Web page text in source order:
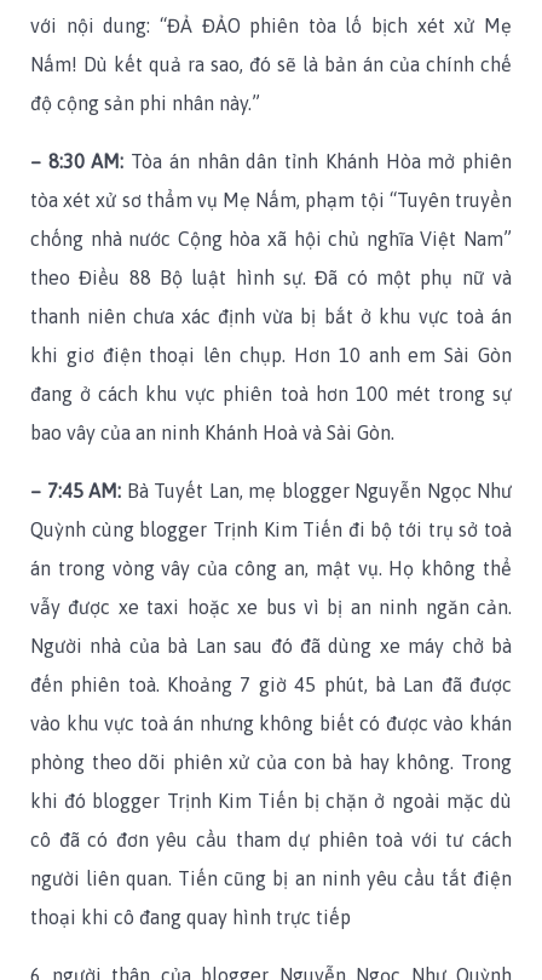
với nội dung: “ĐẢ ĐẢO phiên tòa lố bịch xét xử Mẹ
Nấm! Dù kết quả ra sao, đó sẽ là bản án của chính chế
độ cộng sản phi nhân này.”
– 8:30 AM: Tòa án nhân dân tỉnh Khánh Hòa mở phiên
tòa xét xử sơ thẩm vụ Mẹ Nấm, phạm tội “Tuyên truyền
chống nhà nước Cộng hòa xã hội chủ nghĩa Việt Nam”
theo Điều 88 Bộ luật hình sự. Đã có một phụ nữ và
thanh niên chưa xác định vừa bị bắt ở khu vực toà án
khi giơ điện thoại lên chụp. Hơn 10 anh em Sài Gòn
đang ở cách khu vực phiên toà hơn 100 mét trong sự
bao vây của an ninh Khánh Hoà và Sài Gòn.
– 7:45 AM: Bà Tuyết Lan, mẹ blogger Nguyễn Ngọc Như
Quỳnh cùng blogger Trịnh Kim Tiến đi bộ tới trụ sở toà
án trong vòng vây của công an, mật vụ. Họ không thể
vẫy được xe taxi hoặc xe bus vì bị an ninh ngăn cản.
Người nhà của bà Lan sau đó đã dùng xe máy chở bà
đến phiên toà. Khoảng 7 giờ 45 phút, bà Lan đã được
vào khu vực toà án nhưng không biết có được vào khán
phòng theo dõi phiên xử của con bà hay không. Trong
khi đó blogger Trịnh Kim Tiến bị chặn ở ngoài mặc dù
cô đã có đơn yêu cầu tham dự phiên toà với tư cách
người liên quan. Tiến cũng bị an ninh yêu cầu tắt điện
thoại khi cô đang quay hình trực tiếp
6 người thân của blogger Nguyễn Ngọc Như Quỳnh